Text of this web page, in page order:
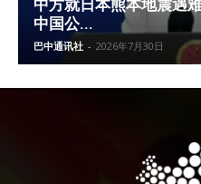
中方就日本熊本地震遇
中国公...
巴中通讯社 - 2026年7月30日